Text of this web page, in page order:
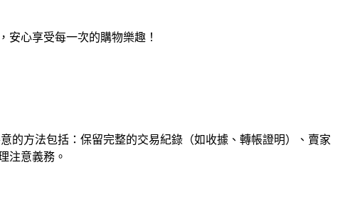
心享受每一次的購物樂趣！
的方法包括：保留完整的交易紀錄（如收據、轉帳證明）、賣家
注意義務。